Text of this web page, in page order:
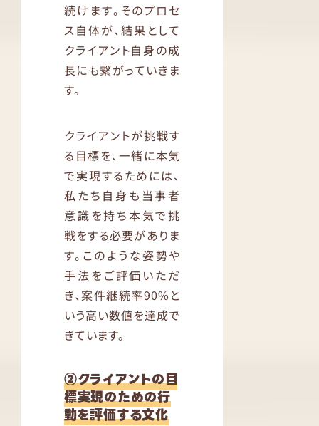
続けます。そのプロセ
ス自体が、結果として
クライアント自身の成
長にも繋がっていきま
す。
クライアントが挑戦す
る目標を、一緒に本気
で実現するためには、
私たち自身も当事者
意識を持ち本気で挑
戦をする必要がありま
す。このような姿勢や
手法をご評価いただ
き、案件継続率90%と
いう高い数値を達成で
きています。
②クライアントの目
標実現のための行
動を評価する文化